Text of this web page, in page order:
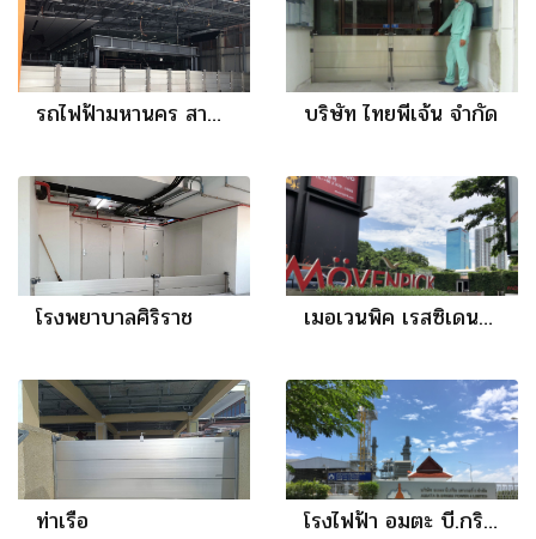
รถไฟฟ้ามหานคร สายสีส้ม บริษัท ไทยพีเจ้น จำกัด
โรงพยาบาลศิริราช เมอเวนพิค เรสซิเดนซ์ เอกมัย
ท่าเรือ โรงไฟฟ้า อมตะ บี.กริม ชลบุรี